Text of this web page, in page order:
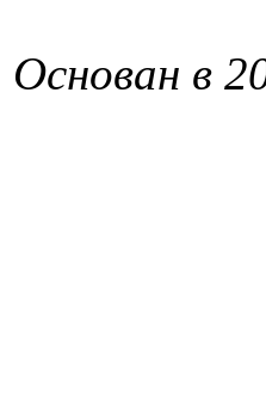
Основан в